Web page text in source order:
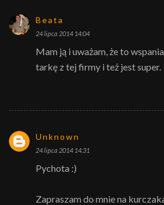
Beata
24 lipca 2014 14:04
Mam ją i uważam, że to
tarkę z tej firmy i też jest super.
Unknown
24 lipca 2014 14:31
Pychota :)
Zapraszam do mnie na